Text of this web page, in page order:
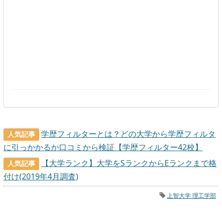
人気記事
学歴フィルターとは？どの大学から学歴フィルタ
に引っかかるか口コミから検証【学歴フィルター42校】
人気記事
【大学ランク】大学をSランクからEランクまで格
付け(2019年4月調査)
上智大学 理工学部